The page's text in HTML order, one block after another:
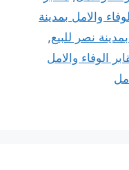
والامل بمدينة
نصر للبيع,
الوفاء والامل